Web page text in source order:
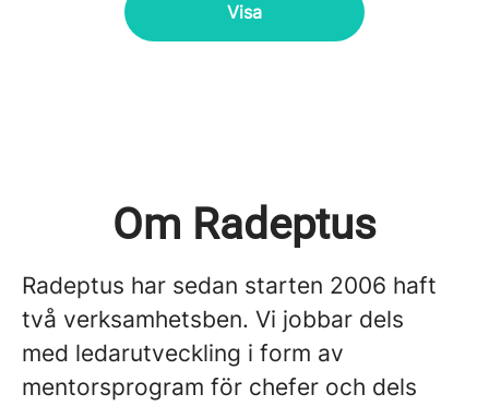
Visa
Om Radeptus
Radeptus har sedan starten 2006 haft
två verksamhetsben. Vi jobbar dels
med ledarutveckling i form av
mentorsprogram för chefer och dels